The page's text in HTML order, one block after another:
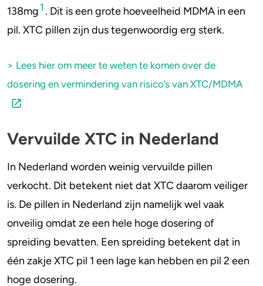
138mg 1 . Dit is een grote hoeveelheid MDMA in een
pil. XTC pillen zijn dus tegenwoordig erg sterk.
> Lees hier om meer te weten te komen over de
dosering en vermindering van risico’s van XTC/MDMA
Vervuilde XTC in Nederland
In Nederland worden weinig vervuilde pillen
verkocht. Dit betekent niet dat XTC daarom veiliger
is. De pillen in Nederland zijn namelijk wel vaak
onveilig omdat ze een hele hoge dosering of
spreiding bevatten. Een spreiding betekent dat in
één zakje XTC pil 1 een lage kan hebben en pil 2 een
hoge dosering.